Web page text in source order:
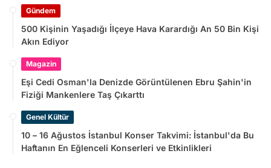
Gündem
500 Kişinin Yaşadığı İlçeye Hava Karardığı An 50 Bin Kişi
Akın Ediyor
Magazin
Eşi Cedi Osman'la Denizde Görüntülenen Ebru Şahin'in
Fiziği Mankenlere Taş Çıkarttı
Genel Kültür
10 – 16 Ağustos İstanbul Konser Takvimi: İstanbul'da Bu
Haftanın En Eğlenceli Konserleri ve Etkinlikleri